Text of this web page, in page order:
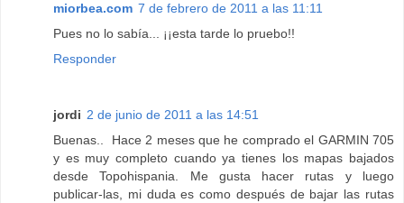
miorbea.com 7 de febrero de 2011 a las 11:11
Pues no lo sabía... ¡¡esta tarde lo pruebo!!
Responder
jordi 2 de junio de 2011 a las 14:51
Buenas.. Hace 2 meses que he comprado el GARMIN 705
y es muy completo cuando ya tienes los mapas bajados
desde Topohispania. Me gusta hacer rutas y luego
publicar-las, mi duda es como después de bajar las rutas